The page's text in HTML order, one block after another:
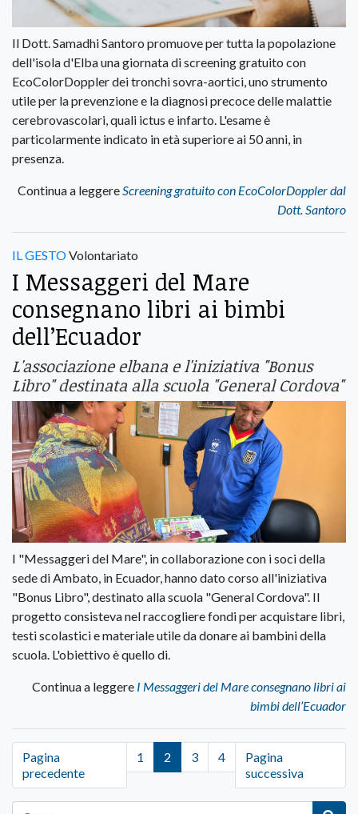
Il Dott. Samadhi Santoro promuove per tutta la popolazione
dell'isola d'Elba una giornata di screening gratuito con
EcoColorDoppler dei tronchi sovra-aortici, uno strumento
utile per la prevenzione e la diagnosi precoce delle malattie
cerebrovascolari, quali ictus e infarto. L'esame è
particolarmente indicato in età superiore ai 50 anni, in
presenza.
Continua a leggereScreening gratuito con EcoColorDoppler dal
Dott. Santoro
IL GESTOVolontariato
I Messaggeri del Mare
consegnano libri ai bimbi
dell’Ecuador
L'associazione elbana e l'iniziativa "Bonus
Libro" destinata alla scuola "General Cordova"
I "Messaggeri del Mare", in collaborazione con i soci della
sede di Ambato, in Ecuador, hanno dato corso all'iniziativa
"Bonus Libro", destinato alla scuola "General Cordova". Il
progetto consisteva nel raccogliere fondi per acquistare libri,
testi scolastici e materiale utile da donare ai bambini della
scuola. L'obiettivo è quello di.
Continua a leggere I Messaggeri del Mare consegnano libri ai
bimbi dell’Ecuador
Pagina
precedente
1 2 3 4
Pagina
successiva